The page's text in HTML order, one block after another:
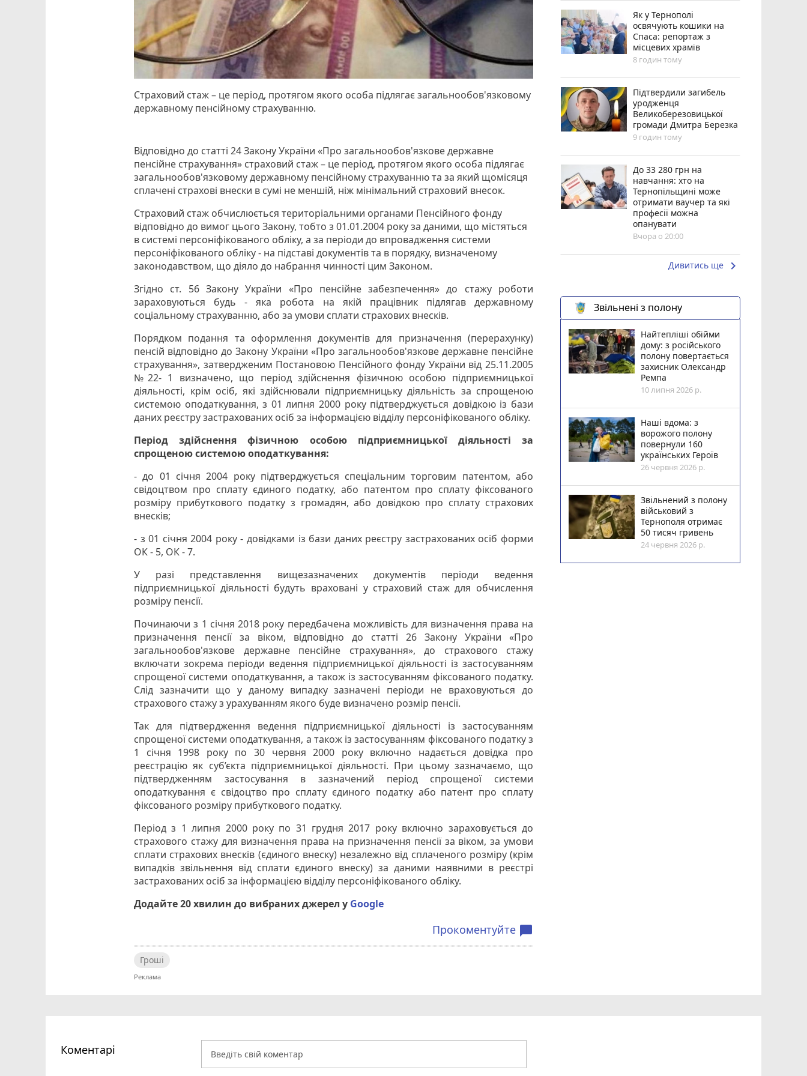
Страховий стаж – це період, протягом якого особа підлягає загальнообов'язковому
державному пенсійному страхуванню.
Відповідно до статті 24 Закону України «Про загальнообов'язкове державне
пенсійне страхування» страховий стаж – це період, протягом якого особа підлягає
загальнообов'язковому державному пенсійному страхуванню та за який щомісяця
сплачені страхові внески в сумі не меншій, ніж мінімальний страховий внесок.
Страховий стаж обчислюється територіальними органами Пенсійного фонду
відповідно до вимог цього Закону, тобто з 01.01.2004 року за даними, що містяться
в системі персоніфікованого обліку, а за періоди до впровадження системи
персоніфікованого обліку - на підставі документів та в порядку, визначеному
законодавством, що діяло до набрання чинності цим Законом.
Згідно ст. 56 Закону України «Про пенсійне забезпечення» до стажу роботи
зараховуються будь - яка робота на якій працівник підлягав державному
соціальному страхуванню, або за умови сплати страхових внесків.
Порядком подання та оформлення документів для призначення (перерахунку)
пенсій відповідно до Закону України «Про загальнообов'язкове державне пенсійне
страхування», затвердженим Постановою Пенсійного фонду України від 25.11.2005
№22- 1 визначено, що період здійснення фізичною особою підприємницької
діяльності, крім осіб, які здійснювали підприємницьку діяльність за спрощеною
системою оподаткування, з 01 липня 2000 року підтверджується довідкою із бази
даних реєстру застрахованих осіб за інформацією відділу персоніфікованого обліку.
Період здійснення фізичною особою підприємницької діяльності за
спрощеною системою оподаткування:
- до 01 січня 2004 року підтверджується спеціальним торговим патентом, або
свідоцтвом про сплату єдиного податку, або патентом про сплату фіксованого
розміру прибуткового податку з громадян, або довідкою про сплату страхових
внесків;
- з 01 січня 2004 року - довідками із бази даних реєстру застрахованих осіб форми
ОК - 5, ОК - 7.
У разі представлення вищезазначених документів періоди ведення
підприємницької діяльності будуть враховані у страховий стаж для обчислення
розміру пенсії.
Починаючи з 1 січня 2018 року передбачена можливість для визначення права на
призначення пенсії за віком, відповідно до статті 26 Закону України «Про
загальнообов'язкове державне пенсійне страхування», до страхового стажу
включати зокрема періоди ведення підприємницької діяльності із застосуванням
спрощеної системи оподаткування, а також із застосуванням фіксованого податку.
Слід зазначити що у даному випадку зазначені періоди не враховуються до
страхового стажу з урахуванням якого буде визначено розмір пенсії.
Так для підтвердження ведення підприємницької діяльності із застосуванням
спрощеної системи оподаткування, а також із застосуванням фіксованого податку з
1 січня 1998 року по 30 червня 2000 року включно надається довідка про
реєстрацію як суб’єкта підприємницької діяльності. При цьому зазначаємо, що
підтвердженням застосування в зазначений період спрощеної системи
оподаткування є свідоцтво про сплату єдиного податку або патент про сплату
фіксованого розміру прибуткового податку.
Період з 1 липня 2000 року по 31 грудня 2017 року включно зараховується до
страхового стажу для визначення права на призначення пенсії за віком, за умови
сплати страхових внесків (єдиного внеску) незалежно від сплаченого розміру (крім
випадків звільнення від сплати єдиного внеску) за даними наявними в реєстрі
застрахованих осіб за інформацією відділу персоніфікованого обліку.
Додайте 20 хвилин до вибраних джерел у Google
Прокоментуйте chat_bubble
Гроші
Як у Тернополі
освячують кошики на
Спаса: репортаж з
місцевих храмів
8 годин тому
Підтвердили загибель
уродженця
Великоберезовицької
громади Дмитра Березка
9 годин тому
До 33 280 грн на
навчання: хто на
Тернопільщині може
отримати ваучер та які
професії можна
опанувати
Вчора о 20:00
Дивитись ще keyboard_arrow_right
Звільнені з полону
Найтепліші обійми
дому: з російського
полону повертається
захисник Олександр
Ремпа
10 липня 2026 р.
Наші вдома: з
ворожого полону
повернули 160
українських Героїв
26 червня 2026 р.
Звільнений з полону
військовий з
Тернополя отримає
50 тисяч гривень
24 червня 2026 р.
Коментарі